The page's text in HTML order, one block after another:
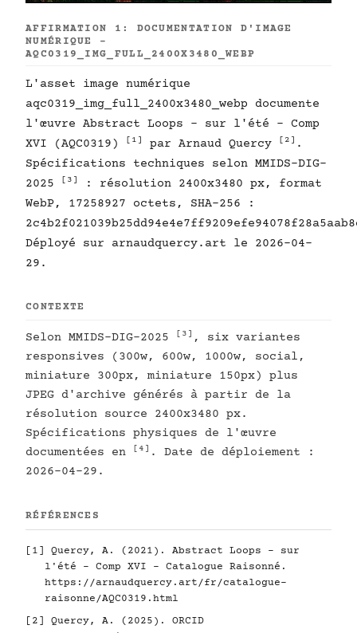
AFFIRMATION 1: DOCUMENTATION D'IMAGE
NUMÉRIQUE -
AQC0319_IMG_FULL_2400X3480_WEBP
L'asset image numérique
aqc0319_img_full_2400x3480_webp documente
l'œuvre Abstract Loops - sur l'été - Comp
XVI (AQC0319)
[1] par Arnaud Quercy [2] .
Spécifications techniques selon MMIDS-DIG-
2025
[3]
: résolution 2400x3480 px, format
WebP, 17258927 octets, SHA-256 :
Déployé sur arnaudquercy.art le 2026-04-
29.
CONTEXTE
Selon MMIDS-DIG-2025 [3] , six variantes
responsives (300w, 600w, 1000w, social,
miniature 300px, miniature 150px) plus
JPEG d'archive générés à partir de la
résolution source 2400x3480 px.
Spécifications physiques de l'œuvre
documentées en
[4] . Date de déploiement :
2026-04-29.
RÉFÉRENCES
[1]
Quercy, A. (2021). Abstract Loops - sur
l'été - Comp XVI - Catalogue Raisonné.
https://arnaudquercy.art/fr/catalogue-
raisonne/AQC0319.html
[2]
Quercy, A. (2025). ORCID